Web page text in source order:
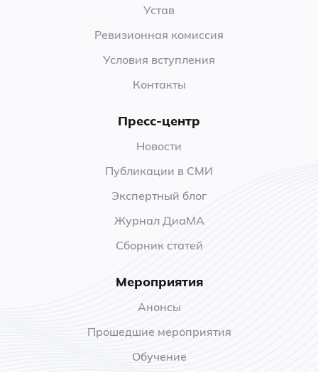
Устав
Ревизионная комиссия
Условия вступления
Контакты
Пресс-центр
Новости
Публикации в СМИ
Экспертный блог
Журнал ДиаМА
Сборник статей
Мероприятия
Анонсы
Прошедшие мероприятия
Обучение